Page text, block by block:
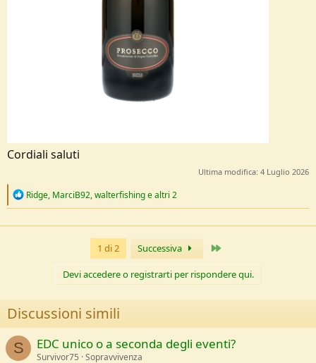
Cordiali saluti
Ultima modifica: 4 Luglio 2026
R
c
Ridge, MarciB92,walterfishinge altri 2
1 di 2 Successiva
Devi accedere o registrarti per rispondere qui.
Discussioni simili
S EDC unico o a seconda degli eventi?
Survivor75 Sopravvivenza